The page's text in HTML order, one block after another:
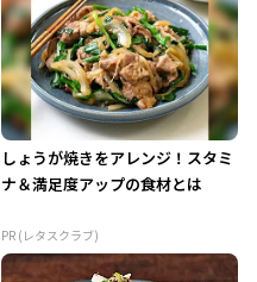
しょうが焼きをアレンジ！スタミ
ナ＆満足度アップの食材とは
PR (レタスクラブ)